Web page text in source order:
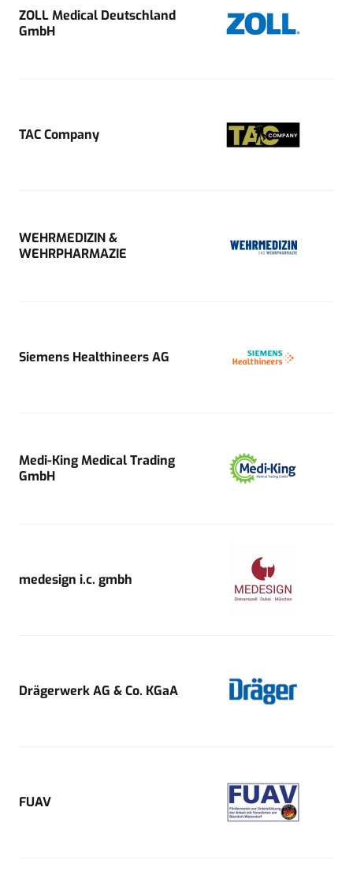
ZOLL Medical Deutschland
GmbH
TAC Company
WEHRMEDIZIN &
WEHRPHARMAZIE
Siemens Healthineers AG
Medi-King Medical Trading
GmbH
medesign i.c. gmbh
Drägerwerk AG & Co. KGaA
FUAV